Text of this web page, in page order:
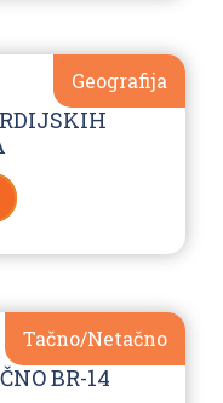
Geografija
Tačno/Netačno
BR-14